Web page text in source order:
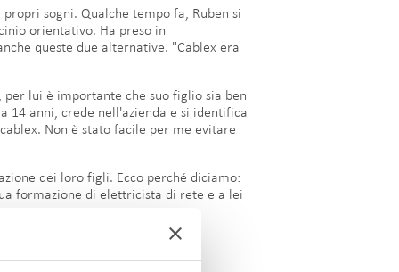
sogni. Qualche tempo fa, Ruben si
orientativo. Ha preso in
queste due alternative. "Cablex era
per lui è importante che suo figlio sia ben
14 anni, crede nell'azienda e si identifica
Non è stato facile per me evitare
dei loro figli. Ecco perché diciamo:
formazione di elettricista di rete e a lei